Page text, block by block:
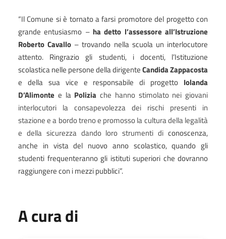
“Il Comune si è tornato a farsi promotore del progetto con
grande entusiasmo – ha detto l’assessore all’Istruzione
Roberto Cavallo – trovando nella scuola un interlocutore
attento. Ringrazio gli studenti, i docenti, l’Istituzione
scolastica nelle persone della dirigenteCandida Zappacosta
e della sua vice e responsabile di progetto Iolanda
D’Alimonte e la Polizia che hanno stimolato nei giovani
interlocutori la consapevolezza dei rischi presenti in
stazione e a bordo treno e promosso la cultura della legalità
e della sicurezza dando loro strumenti di conoscenza,
anche in vista del nuovo anno scolastico, quando gli
studenti frequenteranno gli istituti superiori che dovranno
raggiungere con i mezzi pubblici”.
A cura di